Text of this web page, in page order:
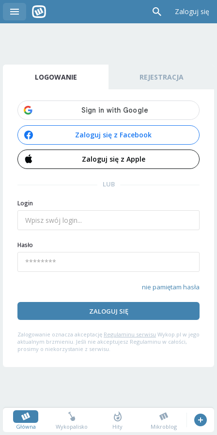
Zaloguj się
LOGOWANIE REJESTRACJA
Zaloguj się z Facebook
Zaloguj się z Apple
LUB
Login
Hasło
nie pamiętam hasła
ZALOGUJ SIĘ
Zalogowanie oznacza akceptację Regulaminu serwisu Wykop.pl w jego
aktualnym brzmieniu. Jeśli nie akceptujesz Regulaminu w całości,
prosimy o niekorzystanie z serwisu.
Główna Wykopalisko Hity Mikroblog